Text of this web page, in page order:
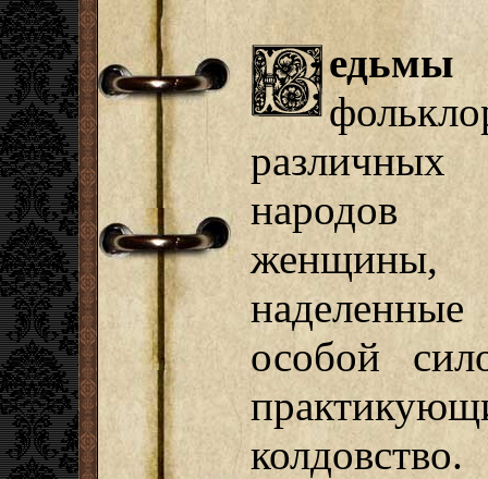
различных
народов
женщины,
наделенные
особой
колдовство.